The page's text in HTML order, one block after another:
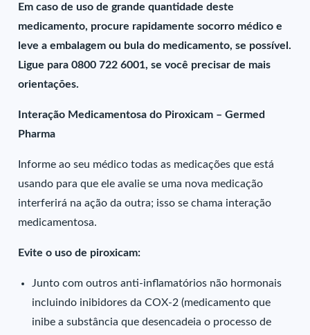
Em caso de uso de grande quantidade deste
medicamento, procure rapidamente socorro médico e
leve a embalagem ou bula do medicamento, se possível.
Ligue para 0800 722 6001, se você precisar de mais
orientações.
Interação Medicamentosa do Piroxicam – Germed
Pharma
Informe ao seu médico todas as medicações que está
usando para que ele avalie se uma nova medicação
interferirá na ação da outra; isso se chama interação
medicamentosa.
Evite o uso de piroxicam:
Junto com outros anti-inflamatórios não hormonais
incluindo inibidores da COX-2 (medicamento que
inibe a substância que desencadeia o processo de